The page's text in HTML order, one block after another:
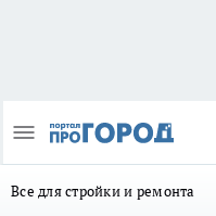
Все для стройки и ремонта